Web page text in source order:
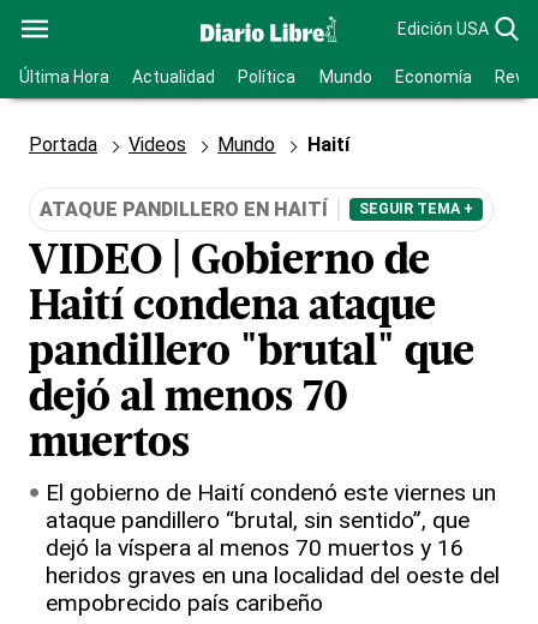
Edición USA
Última Hora Actualidad Política Mundo Economía
Portada Videos Mundo Haití
ATAQUE PANDILLERO EN HAITÍ SEGUIR TEMA +
VIDEO | Gobierno de
Haití condena ataque
pandillero "brutal" que
dejó al menos 70
muertos
El gobierno de Haití condenó este viernes un
ataque pandillero “brutal, sin sentido”, que
dejó la víspera al menos 70 muertos y 16
heridos graves en una localidad del oeste del
empobrecido país caribeño